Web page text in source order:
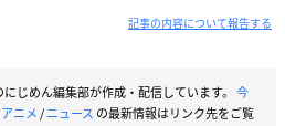
記事の内容について報告する
にじめん編集部が作成・配信しています。 今
アニメ/ニュース の最新情報はリンク先をご覧